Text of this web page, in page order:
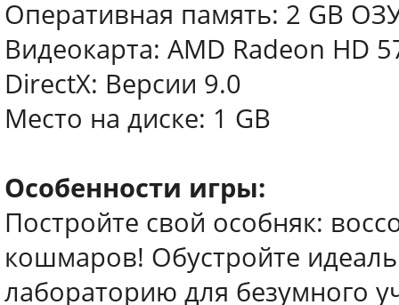
Оперативная память: 2 GB
Видеокарта: AMD Radeon HD
DirectX: Версии 9.0
Место на диске: 1 GB
Особенности игры:
Постройте свой особняк:
кошмаров! Обустройте
лабораторию для безумного